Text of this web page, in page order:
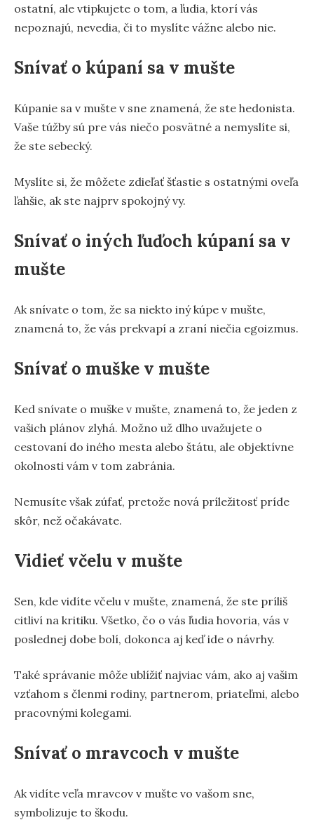
ostatní, ale vtipkujete o tom, a ľudia, ktorí vás
nepoznajú, nevedia, či to myslíte vážne alebo nie.
Snívať o kúpaní sa v mušte
Kúpanie sa v mušte v sne znamená, že ste hedonista.
Vaše túžby sú pre vás niečo posvätné a nemyslíte si,
že ste sebecký.
Myslíte si, že môžete zdieľať šťastie s ostatnými oveľa
ľahšie, ak ste najprv spokojný vy.
Snívať o iných ľuďoch kúpaní sa v
mušte
Ak snívate o tom, že sa niekto iný kúpe v mušte,
znamená to, že vás prekvapí a zraní niečia egoizmus.
Snívať o muške v mušte
Ked snívate o muške v mušte, znamená to, že jeden z
vašich plánov zlyhá. Možno už dlho uvažujete o
cestovaní do iného mesta alebo štátu, ale objektívne
okolnosti vám v tom zabránia.
Nemusíte však zúfať, pretože nová príležitosť príde
skôr, než očakávate.
Vidieť včelu v mušte
Sen, kde vidíte včelu v mušte, znamená, že ste príliš
citliví na kritiku. Všetko, čo o vás ľudia hovoria, vás v
poslednej dobe bolí, dokonca aj keď ide o návrhy.
Také správanie môže ublížiť najviac vám, ako aj vašim
vzťahom s členmi rodiny, partnerom, priateľmi, alebo
pracovnými kolegami.
Snívať o mravcoch v mušte
Ak vidíte veľa mravcov v mušte vo vašom sne,
symbolizuje to škodu.